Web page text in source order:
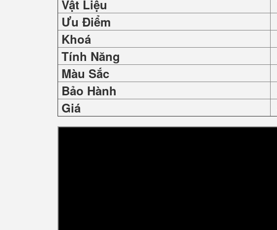
Vật Liệu
Ưu Điểm
Khoá
Tính Năng
Màu Sắc
Bảo Hành
Giá